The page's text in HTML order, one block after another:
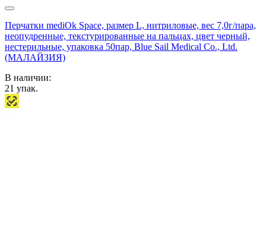
Перчатки mediOk Space, размер L, нитриловые, вес 7,0г/пара,
неопудренные, текстурированные на пальцах, цвет черный,
нестерильные, упаковка 50пар, Blue Sail Medical Co., Ltd.
(МАЛАЙЗИЯ)
В наличии:
21 упак.